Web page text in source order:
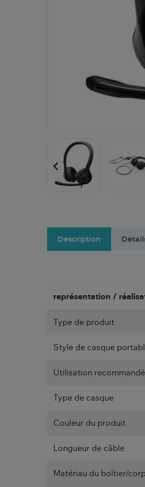

Description
représentation /
Type de produit
Style de casque
Utilisation
Type de casque
Couleur du produit
Longueur de câble
Matériau du boîtier/